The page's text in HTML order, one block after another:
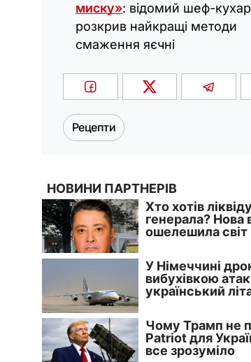
миску»: відомий шеф-кухар
розкрив найкращі методи
смаження яєчні
Рецепти